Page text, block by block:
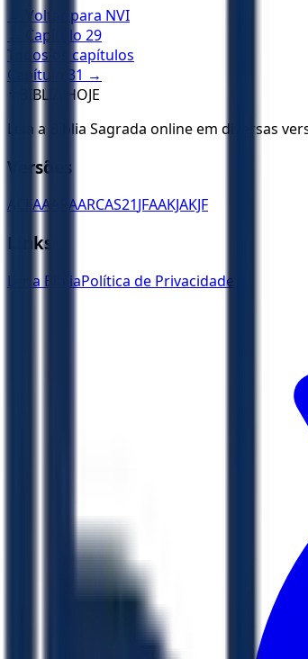
← Voltar para NVI
← Capítulo 29
Todos os capítulos
Capítulo
31 →
BÍBLIA HOJE
Leia a Bíblia Sagrada online em diversas
Versões
ACFAA ARAARCAS21JFAAKJAKJF
Links
Ler a BíbliaPolítica de Privacidade